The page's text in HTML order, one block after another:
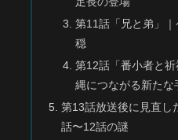
第11話「兄と弟」
穏
第12話「番小者と
縄につながる新たな
第13話放送後に見直し
話〜12話の謎